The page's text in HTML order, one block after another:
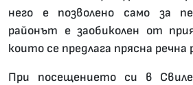
него е позволено само за
районът е заобиколен от
които се предлага прясна речна
При посещението си в